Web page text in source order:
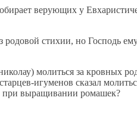
верующих у
стихии, но Господь
молиться за кровных
игуменов сказал
при выращивании ромашек?